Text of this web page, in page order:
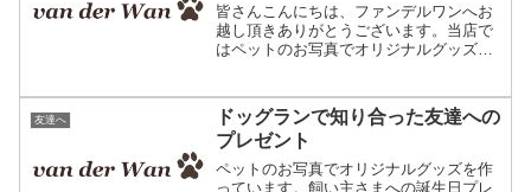
皆さんこんにちは、ファンデルワンへお
越し頂きありがとうございます。当店で
はペットのお写真でオリジナルグッズを
です。改めましてこんにちは、ファンデ
ルワンの三浅と申します。...
友達へ
ドッグランで知り合った友達への
プレゼント
ペットのお写真でオリジナルグッズを作
っています。飼い主さまへの誕生日プレ